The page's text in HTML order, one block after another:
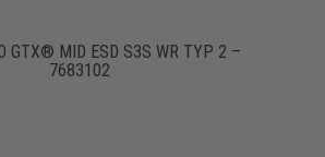
GTX® MID ESD S3S WR TYP 2 –
7683102